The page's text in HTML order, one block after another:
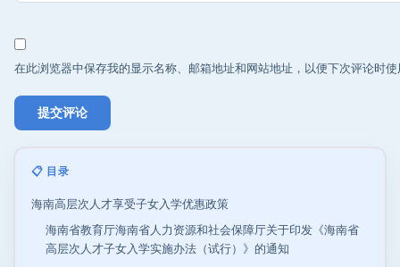
在此浏览器中保存我的显示名称、邮箱地址和网站地址，以便下次评论时使
📋 目录
海南高层次人才享受子女入学优惠政策
海南省教育厅海南省人力资源和社会保障厅关于印发《海南省
高层次人才子女入学实施办法（试行）》的通知